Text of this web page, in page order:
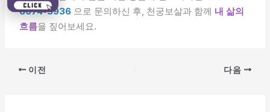
8674-5936 으로 문의하신 후, 천궁보살과 함께 내 삶의
흐름을 짚어보세요.
이전 다음